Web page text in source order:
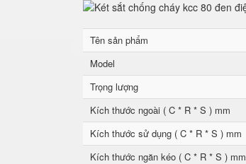
Tên sản phẩm
Model
Trọng lượng
Kích thước ngoài ( C * R * S ) mm
Kích thước sử dụng ( C * R * S ) mm
Kích thước ngăn kéo ( C * R * S ) mm